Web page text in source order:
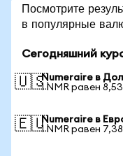
Посмотрите
в популярные
Сегодняшний
🇺🇸Numeraire в
1 NMR равен
🇪🇺Numeraire в
1 NMR равен